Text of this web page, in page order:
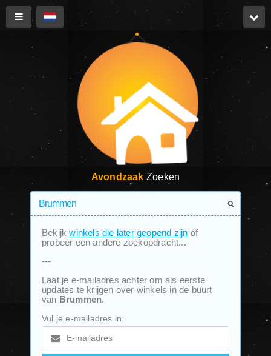
Avondzaak Zoeken
Bekijkwinkels die later geopend zijn of
probeer een andere zoekopdracht...
---
Laat je e-mailadres achter om als eerste
updates te krijgen over winkels in de buurt
van Brummen.
Vul je e-mailadres in: